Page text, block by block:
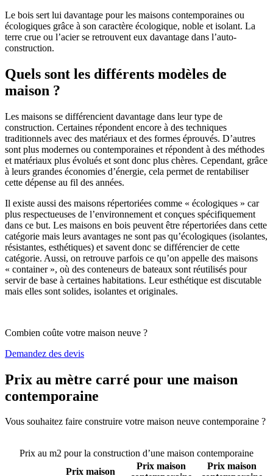
Le bois sert lui davantage pour les maisons contemporaines ou
écologiques grâce à son caractère écologique, noble et isolant. La
terre crue ou l’acier se retrouvent eux davantage dans l’auto-
construction.
Quels sont les différents modèles de
maison ?
Les maisons se différencient davantage dans leur type de
construction. Certaines répondent encore à des techniques
traditionnels avec des matériaux et des formes éprouvés. D’autres
sont plus modernes ou contemporaines et répondent à des méthodes
et matériaux plus évolués et sont donc plus chères. Cependant, grâce
à leurs grandes économies d’énergie, cela permet de rentabiliser
cette dépense au fil des années.
Il existe aussi des maisons répertoriées comme « écologiques » car
plus respectueuses de l’environnement et conçues spécifiquement
dans ce but. Les maisons en bois peuvent être répertoriées dans cette
catégorie mais leurs avantages ne sont pas qu’écologiques (isolantes,
résistantes, esthétiques) et savent donc se différencier de cette
catégorie. Aussi, on retrouve parfois ce qu’on appelle des maisons
« container », où des conteneurs de bateaux sont réutilisés pour
servir de base à certaines habitations. Leur esthétique est discutable
mais elles sont solides, isolantes et originales.
Combien coûte votre maison neuve ?
Demandez des devis
Prix au mètre carré pour une maison
contemporaine
Vous souhaitez faire construire votre maison neuve contemporaine ?
Prix au m2 pour la construction d’une maison contemporaine
Prix maison
Prix maison
Prix maison